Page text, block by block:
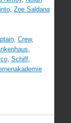
, Zoe Saldana
, Crew,
,
, Schiff,